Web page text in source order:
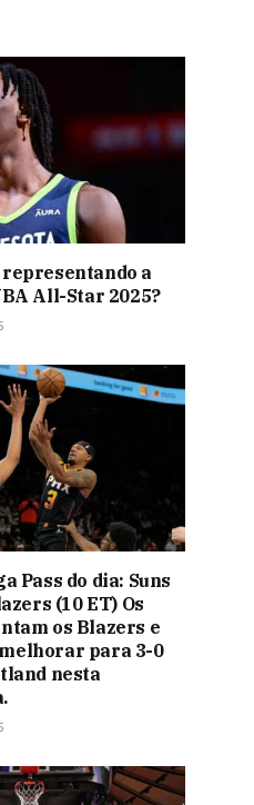
representando a
All-Star 2025?
Pass do dia: Suns
(10 ET) Os
os Blazers e
para 3-0
nesta